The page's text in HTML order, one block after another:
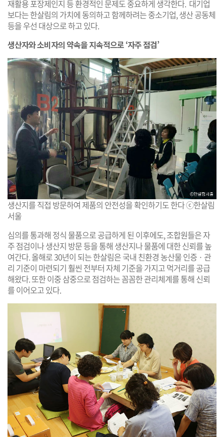
재활용 포장제인지 등 환경적인 문제도 중요하게 생각한다. 대기업
보다는 한살림의 가치에 동의하고 함께하려는 중소기업, 생산 공동체
등을 우선 대상으로 하고 있다.
생산자와 소비자의 약속을 지속적으로 ‘자주 점검’
생산지를 직접 방문하여 제품의 안전성을 확인하기도 한다 ⓒ한살림
서울
심의를 통과해 정식 물품으로 공급하게 된 이후에도, 조합원들은 자
주 점검이나 생산지 방문 등을 통해 생산지나 물품에 대한 신뢰를 높
여간다. 올해로 30년이 되는 한살림은 국내 친환경 농산물 인증 · 관
리 기준이 마련되기 훨씬 전부터 자체 기준을 가지고 먹거리를 공급
해왔다. 또한 이중 삼중으로 점검하는 꼼꼼한 관리체계를 통해 신뢰
를 이어오고 있다.